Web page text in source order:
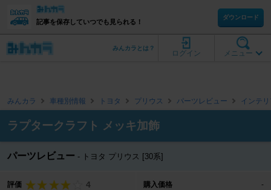
記事を保存していつでも見られる！
ダウンロード
メニュー
ログイン
みんカラとは？
みんカラ 車種別情報 トヨタ プリウス パーツレビュー インテ
ラプタークラフト メッキ加飾
パーツレビュー トヨタ プリウス [30系]
評価 4 購入価格 -